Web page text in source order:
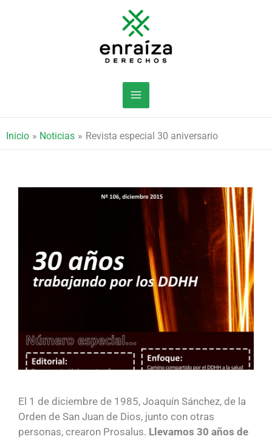
Inicio Noticias Revista especial 30 aniversario
El 1 de diciembre de 1985, Joaquín Sánchez, de la
Orden de San Juan de Dios, junto con otras
personas, crearon Prosalus. Llevamos 30 años de